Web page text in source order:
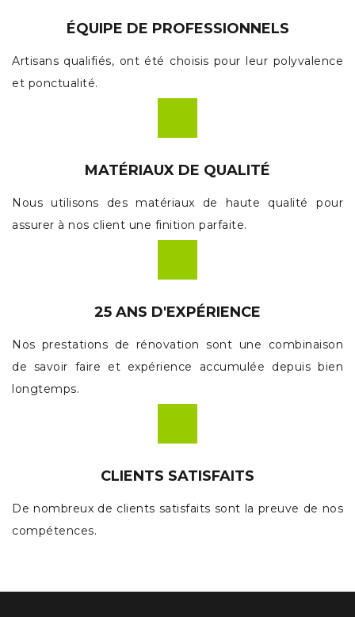
ÉQUIPE DE PROFESSIONNELS
Artisans qualifiés, ont été choisis pour leur polyvalence
et ponctualité.
MATÉRIAUX DE QUALITÉ
Nous utilisons des matériaux de haute qualité pour
assurer à nos client une finition parfaite.
25 ANS D'EXPÉRIENCE
Nos prestations de rénovation sont une combinaison
de savoir faire et expérience accumulée depuis bien
longtemps.
CLIENTS SATISFAITS
De nombreux de clients satisfaits sont la preuve de nos
compétences.